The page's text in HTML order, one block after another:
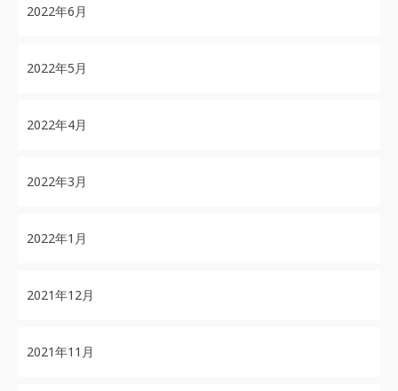
2022年6月
2022年5月
2022年4月
2022年3月
2022年1月
2021年12月
2021年11月